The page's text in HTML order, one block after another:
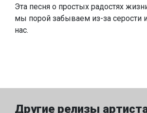
Эта песня о простых радостях
мы порой забываем из-за серости
нас.
Другие релизы